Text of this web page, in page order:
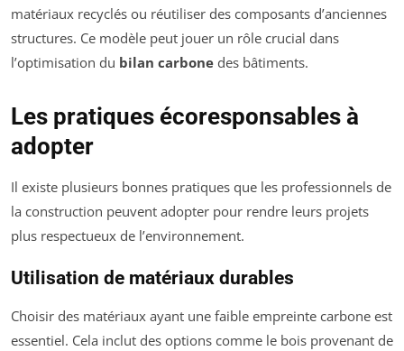
matériaux recyclés ou réutiliser des composants d’anciennes
structures. Ce modèle peut jouer un rôle crucial dans
l’optimisation du bilan carbone des bâtiments.
Les pratiques écoresponsables à
adopter
Il existe plusieurs bonnes pratiques que les professionnels de
la construction peuvent adopter pour rendre leurs projets
plus respectueux de l’environnement.
Utilisation de matériaux durables
Choisir des matériaux ayant une faible empreinte carbone est
essentiel. Cela inclut des options comme le bois provenant de